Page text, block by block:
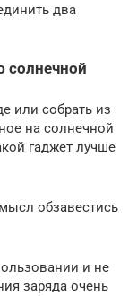
два
солнечной
или собрать из
на солнечной
гаджет лучше
обзавестись
и не
заряда очень